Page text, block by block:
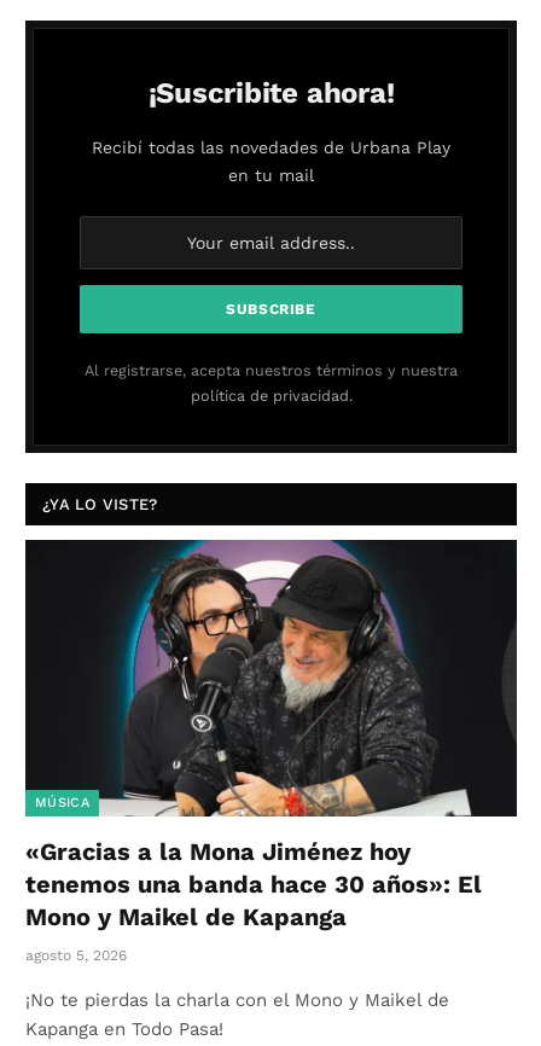
¡Suscribite ahora!
Recibí todas las novedades de Urbana Play
en tu mail
Al registrarse, acepta nuestros términos y nuestra
política de privacidad.
¿YA LO VISTE?
MÚSICA
«Gracias a la Mona Jiménez hoy
tenemos una banda hace 30 años»: El
Mono y Maikel de Kapanga
agosto 5, 2026
¡No te pierdas la charla con el Mono y Maikel de
Kapanga en Todo Pasa!